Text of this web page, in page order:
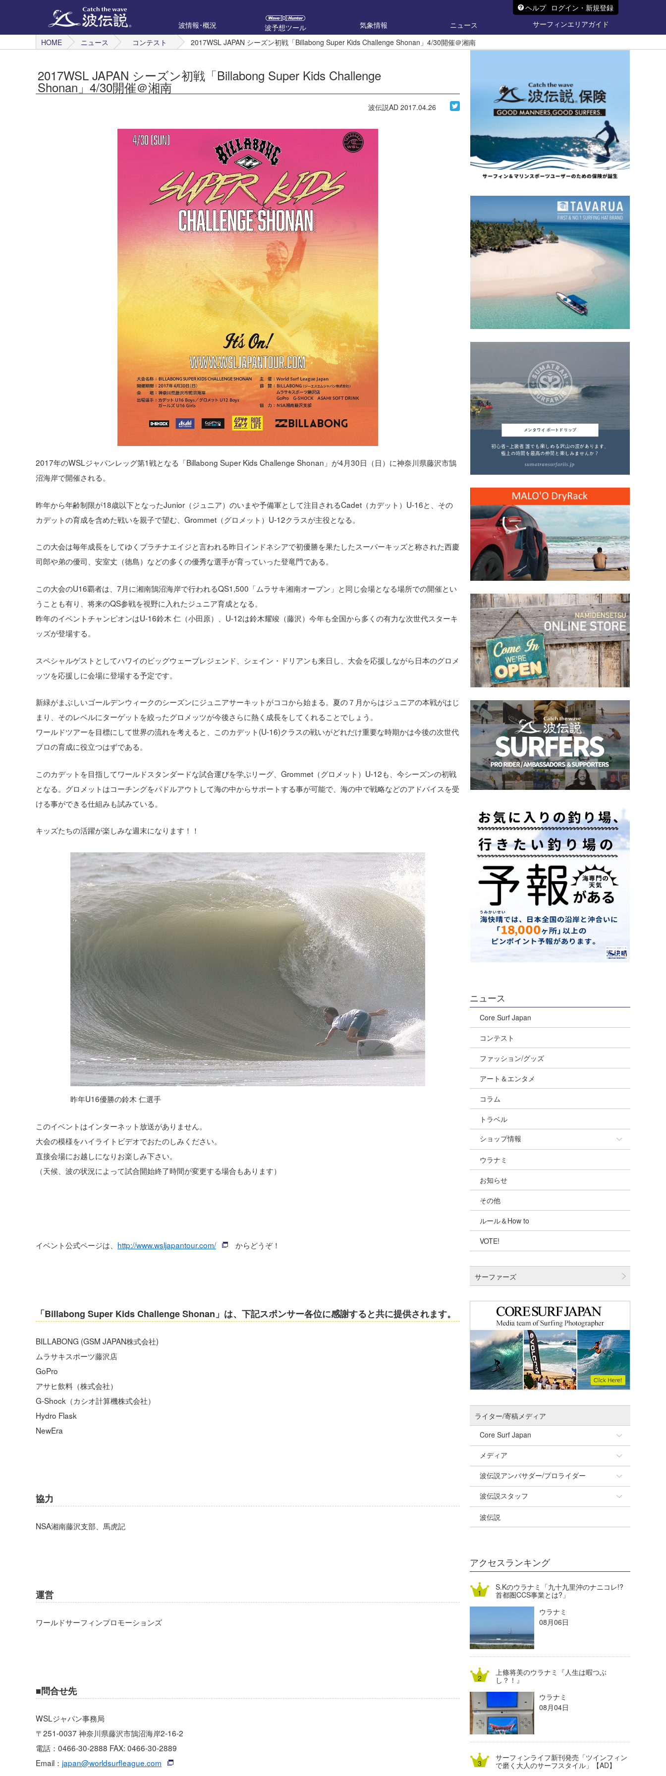
ヘルプ ログイン・新規登録
波情報･概況
波予想ツール 気象情報 ニュース
サーフィンエリアガイド
HOME
ニュース コンテスト 2017WSL JAPAN シーズン初戦「Billabong Super Kids Challenge Shonan」4/30開催＠湘南
2017WSL JAPAN シーズン初戦「Billabong Super Kids Challenge
Shonan」4/30開催＠湘南
波伝説AD 2017.04.26
2017年のWSLジャパンレッグ第1戦となる「Billabong Super Kids Challenge Shonan」が4月30日（日）に神奈川県藤沢市鵠
沼海岸で開催される。
昨年から年齢制限が18歳以下となったJunior（ジュニア）のいまや予備軍として注目されるCadet（カデット）U-16と、その
カデットの育成を含めた戦いを親子で望む、Grommet（グロメット）U-12クラスが主役となる。
この大会は毎年成長をしてゆくプラチナエイジと言われる昨日インドネシアで初優勝を果たしたスーパーキッズと称された西慶
司郎や弟の優司、安室丈（徳島）などの多くの優秀な選手が育っていった登竜門である。
この大会のU16覇者は、7月に湘南鵠沼海岸で行われるQS1,500「ムラサキ湘南オープン」と同じ会場となる場所での開催とい
うことも有り、将来のQS参戦を視野に入れたジュニア育成となる。
昨年のイベントチャンピオンはU-16鈴木 仁（小田原）、U-12は鈴木耀竣（藤沢）今年も全国から多くの有力な次世代スターキ
ッズが登場する。
スペシャルゲストとしてハワイのビッグウェーブレジェンド、シェイン・ドリアンも来日し、大会を応援しながら日本のグロメ
ッツを応援しに会場に登場する予定です。
新緑がまぶしいゴールデンウィークのシーズンにジュニアサーキットがココから始まる。夏の７月からはジュニアの本戦がはじ
まり、そのレベルにターゲットを絞ったグロメッツが今後さらに熱く成長をしてくれることでしょう。
ワールドツアーを目標にして世界の流れを考えると、このカデット(U-16)クラスの戦いがどれだけ重要な時期かは今後の次世代
プロの育成に役立つはずである。
このカデットを目指してワールドスタンダードな試合運びを学ぶリーグ、Grommet（グロメット）U-12も、今シーズンの初戦
となる。グロメットはコーチングをパドルアウトして海の中からサポートする事が可能で、海の中で戦略などのアドバイスを受
ける事ができる仕組みも試みている。
キッズたちの活躍が楽しみな週末になります！！
昨年U16優勝の鈴木 仁選手
このイベントはインターネット放送がありません。
大会の模様をハイライトビデオでおたのしみください。
直接会場にお越しになりお楽しみ下さい。
（天候、波の状況によって試合開始終了時間が変更する場合もあります）
イベント公式ページは、 http://www.wsljapantour.com/ からどうぞ！
「Billabong Super Kids Challenge Shonan」は、下記スポンサー各位に感謝すると共に提供されます。
BILLABONG (GSM JAPAN株式会社)
ムラサキスポーツ藤沢店
GoPro
アサヒ飲料（株式会社）
G-Shock（カシオ計算機株式会社）
Hydro Flask
NewEra
協力
NSA湘南藤沢支部、馬虎記
運営
ワールドサーフィンプロモーションズ
■問合せ先
WSLジャパン事務局
〒251-0037 神奈川県藤沢市鵠沼海岸2-16-2
電話：0466-30-2888 FAX: 0466-30-2889
Email： japan@worldsurfleague.com
ニュース
Core Surf Japan
コンテスト
ファッション/グッズ
アート＆エンタメ
コラム
トラベル
ショップ情報
ショップ情報
湘南
千葉北
伊豆
千葉南
四国
沖縄
ウラナミ
お知らせ
その他
ルール＆How to
VOTE!
サーファーズ
ライター/寄稿メディア
Core Surf Japan
Naoya Kimoto
mitsuteru Kamio
Yasunari Inoue
Yoshiyuki Obata
DELTA FORCE SURF
熊谷素子
メディア
SURFMEDIA
Colors MAGAZINE
WAVAL
波伝説アンバサダー/プロライダー
福島寿実子
中浦“JET”章
進士剛光
植村未来
大野”MAR”修聖
喜納海人
波伝説スタッフ
☆加藤
Aichan
ECE
H
KID
KOBU
KY
MIN
mitz
OYZ
波伝説
アクセスランキング
S.Kのウラナミ「九十九里沖のナニコレ!?
首都圏CCS事業とは?」
ウラナミ
08月06日
上條将美のウラナミ『人生は暇つぶ
し？！』
ウラナミ
08月04日
サーフィンライフ新刊発売「ツインフィン
で磨く大人のサーフスタイル」【AD】